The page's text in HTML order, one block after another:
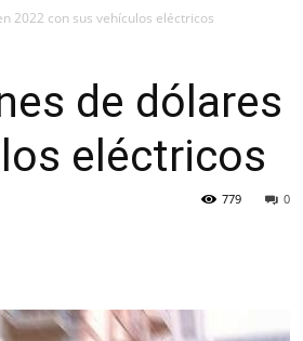
2022 con sus vehículos eléctricos
de dólares
eléctricos
0
779